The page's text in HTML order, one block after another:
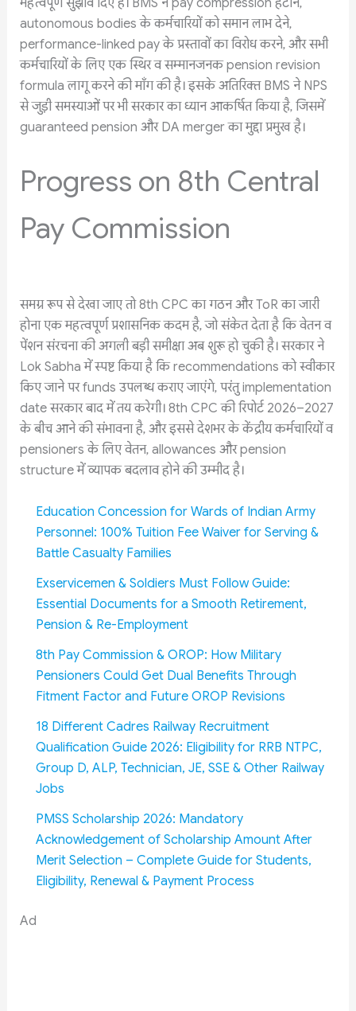
autonomous bodies के कर्मचारियों को समान लाभ देने,
performance-linked pay के प्रस्तावों का विरोध करने, और सभी
कर्मचारियों के लिए एक स्थिर व सम्मानजनक pension revision
formula लागू करने की माँग की है। इसके अतिरिक्त BMS ने NPS
से जुड़ी समस्याओं पर भी सरकार का ध्यान आकर्षित किया है, जिसमें
guaranteed pension और DA merger का मुद्दा प्रमुख है।
Progress on 8th Central
Pay Commission
समग्र रूप से देखा जाए तो 8th CPC का गठन और ToR का जारी
होना एक महत्वपूर्ण प्रशासनिक कदम है, जो संकेत देता है कि वेतन व
पेंशन संरचना की अगली बड़ी समीक्षा अब शुरू हो चुकी है। सरकार ने
Lok Sabha में स्पष्ट किया है कि recommendations को स्वीकार
किए जाने पर funds उपलब्ध कराए जाएंगे, परंतु implementation
date सरकार बाद में तय करेगी। 8th CPC की रिपोर्ट 2026–2027
के बीच आने की संभावना है, और इससे देशभर के केंद्रीय कर्मचारियों व
pensioners के लिए वेतन, allowances और pension
structure में व्यापक बदलाव होने की उम्मीद है।
Education Concession for Wards of Indian Army
Personnel: 100% Tuition Fee Waiver for Serving &
Battle Casualty Families
Exservicemen & Soldiers Must Follow Guide:
Essential Documents for a Smooth Retirement,
Pension & Re-Employment
8th Pay Commission & OROP: How Military
Pensioners Could Get Dual Benefits Through
Fitment Factor and Future OROP Revisions
18 Different Cadres Railway Recruitment
Qualification Guide 2026: Eligibility for RRB NTPC,
Group D, ALP, Technician, JE, SSE & Other Railway
Jobs
PMSS Scholarship 2026: Mandatory
Acknowledgement of Scholarship Amount After
Merit Selection – Complete Guide for Students,
Eligibility, Renewal & Payment Process
Ad